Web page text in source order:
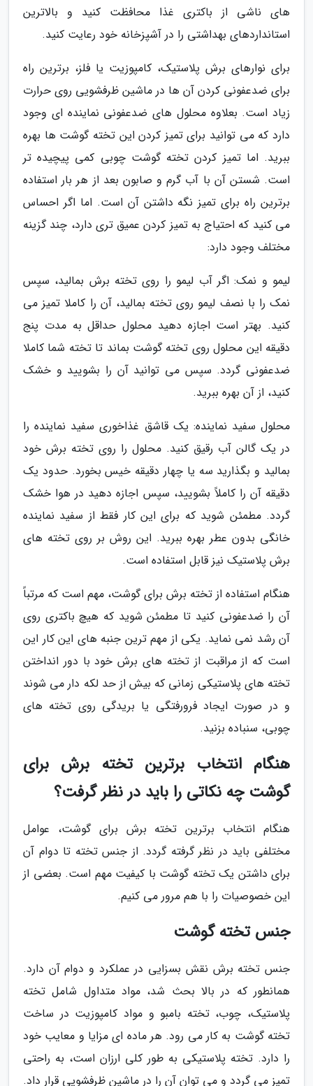
های ناشی از باکتری غذا محافظت کنید و بالاترین
استانداردهای بهداشتی را در آشپزخانه خود رعایت کنید.
برای نوارهای برش پلاستیک، کامپوزیت یا فلز، برترین راه
برای ضدعفونی کردن آن ها در ماشین ظرفشویی روی حرارت
زیاد است. بعلاوه محلول های ضدعفونی نماینده ای وجود
دارد که می توانید برای تمیز کردن این تخته گوشت ها بهره
ببرید. اما تمیز کردن تخته گوشت چوبی کمی پیچیده تر
است. شستن آن با آب گرم و صابون بعد از هر بار استفاده
برترین راه برای تمیز نگه داشتن آن است. اما اگر احساس
می کنید که احتیاج به تمیز کردن عمیق تری دارد، چند گزینه
مختلف وجود دارد:
لیمو و نمک: اگر آب لیمو را روی تخته برش بمالید، سپس
نمک را با نصف لیمو روی تخته بمالید، آن را کاملا تمیز می
کنید. بهتر است اجازه دهید محلول حداقل به مدت پنج
دقیقه این محلول روی تخته گوشت بماند تا تخته شما کاملا
ضدعفونی گردد. سپس می توانید آن را بشویید و خشک
کنید، از آن بهره ببرید.
محلول سفید نماینده: یک قاشق غذاخوری سفید نماینده را
در یک گالن آب رقیق کنید. محلول را روی تخته برش خود
بمالید و بگذارید سه یا چهار دقیقه خیس بخورد. حدود یک
دقیقه آن را کاملاً بشویید، سپس اجازه دهید در هوا خشک
گردد. مطمئن شوید که برای این کار فقط از سفید نماینده
خانگی بدون عطر بهره ببرید. این روش بر روی تخته های
برش پلاستیک نیز قابل استفاده است.
هنگام استفاده از تخته برش برای گوشت، مهم است که مرتباً
آن را ضدعفونی کنید تا مطمئن شوید که هیچ باکتری روی
آن رشد نمی نماید. یکی از مهم ترین جنبه های این کار این
است که از مراقبت از تخته های برش خود با دور انداختن
تخته های پلاستیکی زمانی که بیش از حد لکه دار می شوند
و در صورت ایجاد فرورفتگی یا بریدگی روی تخته های
چوبی، سنباده بزنید.
هنگام انتخاب برترین تخته برش برای
گوشت چه نکاتی را باید در نظر گرفت؟
هنگام انتخاب برترین تخته برش برای گوشت، عوامل
مختلفی باید در نظر گرفته گردد. از جنس تخته تا دوام آن
برای داشتن یک تخته گوشت با کیفیت مهم است. بعضی از
این خصوصیات را با هم مرور می کنیم.
جنس تخته گوشت
جنس تخته برش نقش بسزایی در عملکرد و دوام آن دارد.
همانطور که در بالا بحث شد، مواد متداول شامل تخته
پلاستیک، چوب، تخته بامبو و مواد کامپوزیت در ساخت
تخته گوشت به کار می رود. هر ماده ای مزایا و معایب خود
را دارد. تخته پلاستیکی به طور کلی ارزان است، به راحتی
تمیز می گردد و می توان آن را در ماشین ظرفشویی قرار داد.